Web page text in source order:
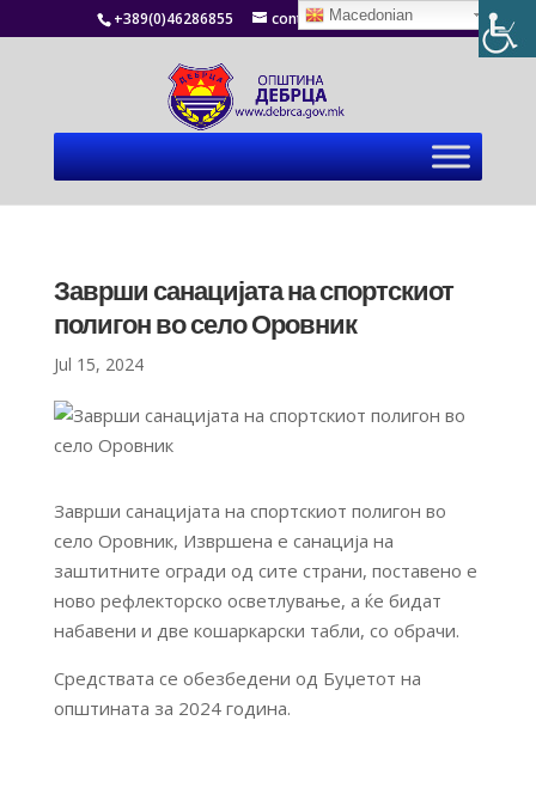
+389(0)46286855 contact@debrca.gov.mk
Заврши санацијата на спортскиот
полигон во село Оровник
Jul 15, 2024
Заврши санацијата на спортскиот полигон во
село Оровник, Извршена е санација на
заштитните огради од сите страни, поставено е
ново рефлекторско осветлување, а ќе бидат
набавени и две кошаркарски табли, со обрачи.
Средствата се обезбедени од Буџетот на
општината за 2024 година.
Macedonian